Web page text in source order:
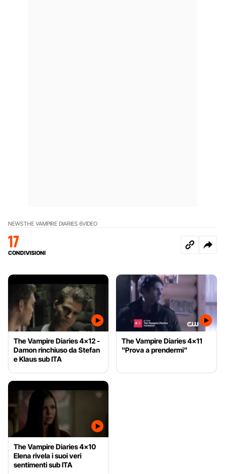
NEWSTHE VAMPIRE DIARIES 6VIDEO
17
CONDIVISIONI
The Vampire Diaries 4x12 -
Damon rinchiuso da Stefan
e Klaus sub ITA
The Vampire Diaries 4x11
"Prova a prendermi"
The Vampire Diaries 4x10
Elena rivela i suoi veri
sentimenti sub ITA